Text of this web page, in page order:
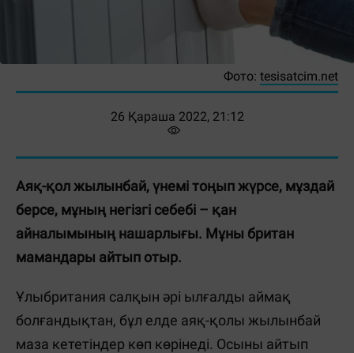
Фото: tesisatcim.net
26 Қараша 2022, 21:12
Аяқ-қол жылынбай, үнемі тоңып жүрсе, мұздай
берсе, мұның негізгі себебі – қан
айналымының нашарлығы. Мұны британ
мамандары айтып отыр.
Ұлыбритания салқын әрі ылғалды аймақ
болғандықтан, бұл елде аяқ-қолы жылынбай
маза кететіндер көп көрінеді. Осыны айтып